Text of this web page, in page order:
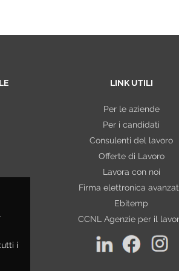
i
LINK UTILI
Per le aziende
Per i candidati
Consulenti del lavoro
Offerte di Lavoro
Lavora con noi
Firma elettronica
Ebitemp
CCNL Agenzie per il